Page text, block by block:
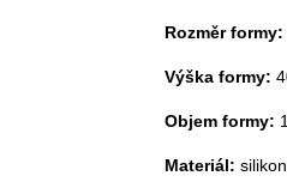
Rozměr formy:
Výška formy:
Objem formy:
Materiál: silikon